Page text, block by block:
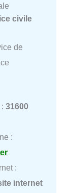
civile
de
31600
:
:
internet